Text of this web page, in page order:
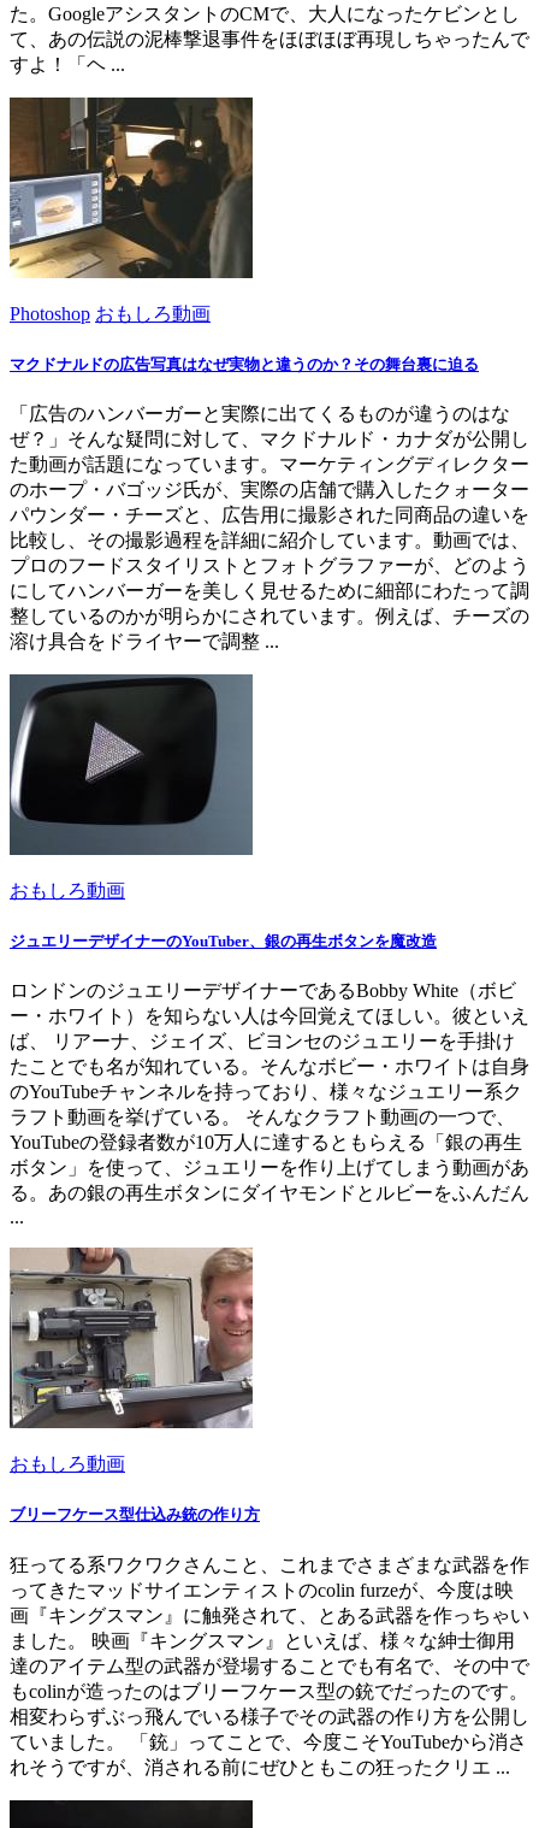
た。GoogleアシスタントのCMで、大人になったケビンとし
て、あの伝説の泥棒撃退事件をほぼほぼ再現しちゃったんで
すよ！「ヘ ...
Photoshop おもしろ動画
マクドナルドの広告写真はなぜ実物と違うのか？その舞台裏に迫る
「広告のハンバーガーと実際に出てくるものが違うのはな
ぜ？」そんな疑問に対して、マクドナルド・カナダが公開し
た動画が話題になっています。マーケティングディレクター
のホープ・バゴッジ氏が、実際の店舗で購入したクォーター
パウンダー・チーズと、広告用に撮影された同商品の違いを
比較し、その撮影過程を詳細に紹介しています。動画では、
プロのフードスタイリストとフォトグラファーが、どのよう
にしてハンバーガーを美しく見せるために細部にわたって調
整しているのかが明らかにされています。例えば、チーズの
溶け具合をドライヤーで調整 ...
おもしろ動画
ジュエリーデザイナーのYouTuber、銀の再生ボタンを魔改造
ロンドンのジュエリーデザイナーであるBobby White（ボビ
ー・ホワイト）を知らない人は今回覚えてほしい。彼といえ
ば、 リアーナ、ジェイズ、ビヨンセのジュエリーを手掛け
たことでも名が知れている。そんなボビー・ホワイトは自身
のYouTubeチャンネルを持っており、様々なジュエリー系ク
ラフト動画を挙げている。 そんなクラフト動画の一つで、
YouTubeの登録者数が10万人に達するともらえる「銀の再生
ボタン」を使って、ジュエリーを作り上げてしまう動画があ
る。あの銀の再生ボタンにダイヤモンドとルビーをふんだん
...
おもしろ動画
ブリーフケース型仕込み銃の作り方
狂ってる系ワクワクさんこと、これまでさまざまな武器を作
ってきたマッドサイエンティストのcolin furzeが、今度は映
画『キングスマン』に触発されて、とある武器を作っちゃい
ました。 映画『キングスマン』といえば、様々な紳士御用
達のアイテム型の武器が登場することでも有名で、その中で
もcolinが造ったのはブリーフケース型の銃でだったのです。
相変わらずぶっ飛んでいる様子でその武器の作り方を公開し
ていました。 「銃」ってことで、今度こそYouTubeから消さ
れそうですが、消される前にぜひともこの狂ったクリエ ...